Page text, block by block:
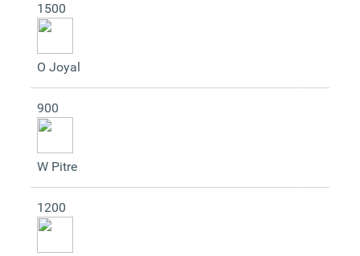
1500
O Joyal
900
W Pitre
1200